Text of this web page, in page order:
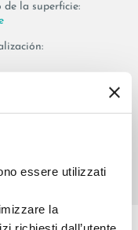
essere utilizzati
la
de la superficie: